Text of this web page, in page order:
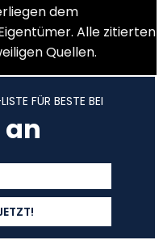
dem
Alle zitierten
Quellen.
FÜR BESTE BEI
an